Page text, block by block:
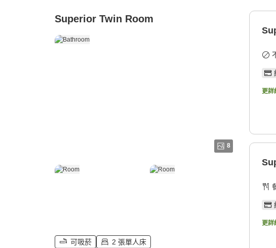
Superior Twin Room
8
可吸菸 2 張單人床
更詳
更詳